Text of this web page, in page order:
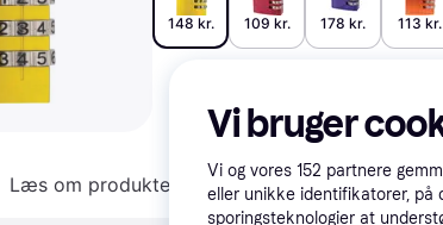
148 kr. 109 kr. 178 kr. 113 kr.
Læs om produktet Specifikationer
Vi bruger
Vi og vores 152 partnere
eller unikke identifikatorer, på
sporingsteknologier at